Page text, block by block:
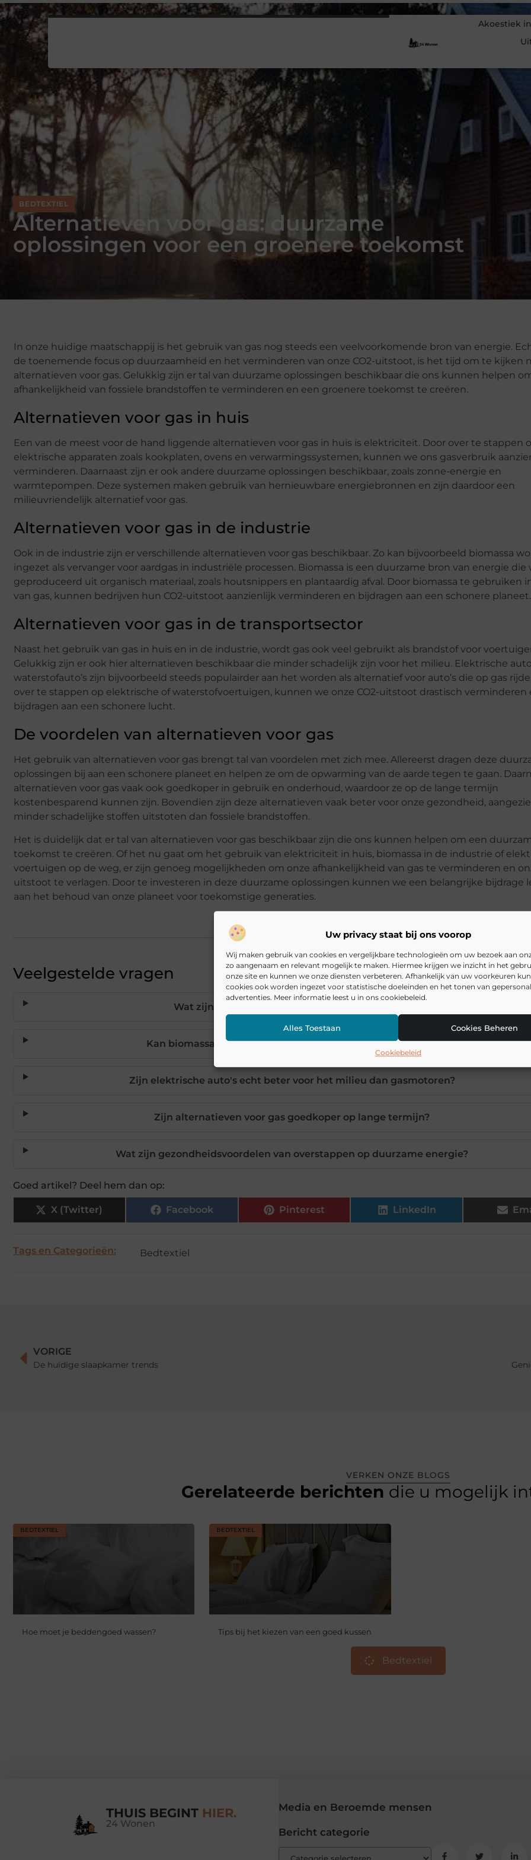
Uw privacy staat bij ons voorop
Wij maken gebruik van cookies en vergelijkbare technologieën om uw bezoek aan
zo aangenaam en relevant mogelijk te maken. Hiermee krijgen we inzicht in het
onze site en kunnen we onze diensten verbeteren. Afhankelijk van uw voorkeuren
cookies ook worden ingezet voor statistische doeleinden en het tonen van
advertenties. Meer informatie leest u in ons cookiebeleid.
Alles Toestaan Cookies Beheren
Cookiebeleid
Akoestiek
BEDTEXTIEL
Alternatieven voor gas: duurzame
oplossingen voor een groenere toekomst
In onze huidige maatschappij is het gebruik van gas nog steeds een veelvoorkomende bron van energie.
de toenemende focus op duurzaamheid en het verminderen van onze CO2-uitstoot, is het tijd om te kijken
alternatieven voor gas. Gelukkig zijn er tal van duurzame oplossingen beschikbaar die ons kunnen helpen
afhankelijkheid van fossiele brandstoffen te verminderen en een groenere toekomst te creëren.
Alternatieven voor gas in huis
Een van de meest voor de hand liggende alternatieven voor gas in huis is elektriciteit. Door over te stappen
elektrische apparaten zoals kookplaten, ovens en verwarmingssystemen, kunnen we ons gasverbruik
verminderen. Daarnaast zijn er ook andere duurzame oplossingen beschikbaar, zoals zonne-energie en
warmtepompen. Deze systemen maken gebruik van hernieuwbare energiebronnen en zijn daardoor een
milieuvriendelijk alternatief voor gas.
Alternatieven voor gas in de industrie
Ook in de industrie zijn er verschillende alternatieven voor gas beschikbaar. Zo kan bijvoorbeeld biomassa
ingezet als vervanger voor aardgas in industriële processen. Biomassa is een duurzame bron van energie die
geproduceerd uit organisch materiaal, zoals houtsnippers en plantaardig afval. Door biomassa te gebruiken
van gas, kunnen bedrijven hun CO2-uitstoot aanzienlijk verminderen en bijdragen aan een schonere planeet.
Alternatieven voor gas in de transportsector
Naast het gebruik van gas in huis en in de industrie, wordt gas ook veel gebruikt als brandstof voor
Gelukkig zijn er ook hier alternatieven beschikbaar die minder schadelijk zijn voor het milieu. Elektrische
waterstofauto’s zijn bijvoorbeeld steeds populairder aan het worden als alternatief voor auto’s die op gas
over te stappen op elektrische of waterstofvoertuigen, kunnen we onze CO2-uitstoot drastisch verminderen
bijdragen aan een schonere lucht.
De voordelen van alternatieven voor gas
Het gebruik van alternatieven voor gas brengt tal van voordelen met zich mee. Allereerst dragen deze
oplossingen bij aan een schonere planeet en helpen ze om de opwarming van de aarde tegen te gaan.
alternatieven voor gas vaak ook goedkoper in gebruik en onderhoud, waardoor ze op de lange termijn
kostenbesparend kunnen zijn. Bovendien zijn deze alternatieven vaak beter voor onze gezondheid,
minder schadelijke stoffen uitstoten dan fossiele brandstoffen.
Het is duidelijk dat er tal van alternatieven voor gas beschikbaar zijn die ons kunnen helpen om een
toekomst te creëren. Of het nu gaat om het gebruik van elektriciteit in huis, biomassa in de industrie of
voertuigen op de weg, er zijn genoeg mogelijkheden om onze afhankelijkheid van gas te verminderen en
uitstoot te verlagen. Door te investeren in deze duurzame oplossingen kunnen we een belangrijke bijdrage
aan het behoud van onze planeet voor toekomstige generaties.
Veelgestelde vragen
Wat zijn de beste alternatieven voor gas in huis?
Kan biomassa echt gas vervangen in industriële processen?
Zijn elektrische auto's echt beter voor het milieu dan gasmotoren?
Zijn alternatieven voor gas goedkoper op lange termijn?
Wat zijn gezondheidsvoordelen van overstappen op duurzame energie?
Goed artikel? Deel hem dan op:
X (Twitter) Facebook Pinterest LinkedIn
Tags en Categorieën: Bedtextiel
VORIGE
De huidige slaapkamer trends
VERKEN ONZE BLOGS
Gerelateerde berichten die u mogelijk
BEDTEXTIEL
Hoe moet je beddengoed wassen?
BEDTEXTIEL
Tips bij het kiezen van een goed kussen
Bedtextiel
THUIS BEGINT HIER.
24 Wonen
Media en Beroemde mensen
Bericht categorie